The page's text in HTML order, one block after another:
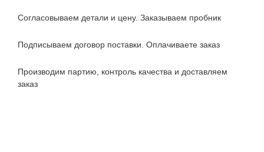
Согласовываем детали и цену. Заказываем пробник
Подписываем договор поставки. Оплачиваете заказ
Производим партию, контроль качества и доставляем
заказ